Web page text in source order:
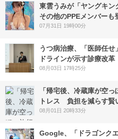
東雲うみが「ヤングキン
その他のPPEメンバーも
07月31日 19時00分
うつ病治療、「医師任
ドラインが示す診療改革
08月03日 17時25分
「帰宅後、冷蔵庫が空
トレス 負担を減らす賢
08月01日 20時33分
Google、「ドラゴンク